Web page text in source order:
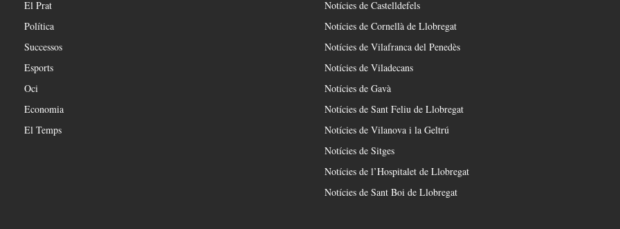
El Prat
Política
Successos
Esports
Oci
Economia
El Temps
Notícies de Castelldefels
Notícies de Cornellà de Llobregat
Notícies de Vilafranca del Penedès
Notícies de Viladecans
Notícies de Gavà
Notícies de Sant Feliu de Llobregat
Notícies de Vilanova i la Geltrú
Notícies de Sitges
Notícies de l’Hospitalet de Llobregat
Notícies de Sant Boi de Llobregat